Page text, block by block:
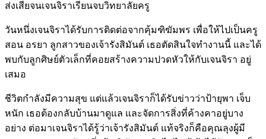
ส่งเสียจนเจนจิราเรียนจบวิทยาลัยครู
วันหนึ่งเจนจิราได้รับการติดต่อจากคุ้มฑิฆัมพร เพื่อให้ไปเป็นครู
สอน อรยา ลูกสาวของเจ้ารังสิมันต์ เธอตัดสินใจทำงานนี้ และได้
พบกับลูกศิษย์ตัวเล็กที่คอยสร้างความปวดหัวให้กับเจนจิรา อยู่
เสมอ
ชีวิตกำลังมีความสุข แต่แล้วเจนจิราก็ได้รับข่าวว่าป้ายุพา เจ็บ
หนัก เธอต้องกลับบ้านมาดูแล และจัดการสิ่งที่ค้างคาอยู่บาง
อย่าง ต่อมาเจนจิราได้รู้ว่าเจ้ารังสิมันต์ แท้จริงก็คือคุณลุงผู้มี